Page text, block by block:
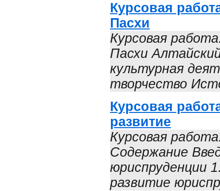
Курсовая
Пасхи
Курсовая
Пасхи
культурная
творчество
Курсовая
развитие
Курсовая
Содержание
юриспруденции
развитие